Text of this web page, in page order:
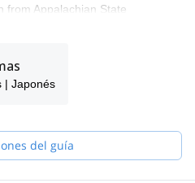
from Appalachian State
hiking, and kayaking in the
First Responder, Mountain
(PCIA), AST Level 2, ISIA
Guide
has traveled and hiked in 30+
| Japonés
del guía